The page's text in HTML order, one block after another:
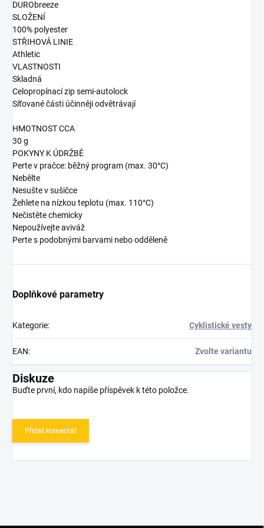
DURObreeze
SLOŽENÍ
100% polyester
STŘIHOVÁ LINIE
Athletic
VLASTNOSTI
Skladná
Celopropínací zip semi-autolock
Síťované části účinněji odvětrávají
HMOTNOST CCA
30 g
POKYNY K ÚDRŽBĚ
Perte v pračce: běžný program (max. 30°C)
Nebělte
Nesušte v sušičce
Žehlete na nízkou teplotu (max. 110°C)
Nečistěte chemicky
Nepoužívejte aviváž
Perte s podobnými barvami nebo odděleně
Doplňkové parametry
Kategorie: Cyklistické vesty
EAN: Zvolte variantu
Diskuze
Buďte první, kdo napíše příspěvek k této položce.
Přidat komentář